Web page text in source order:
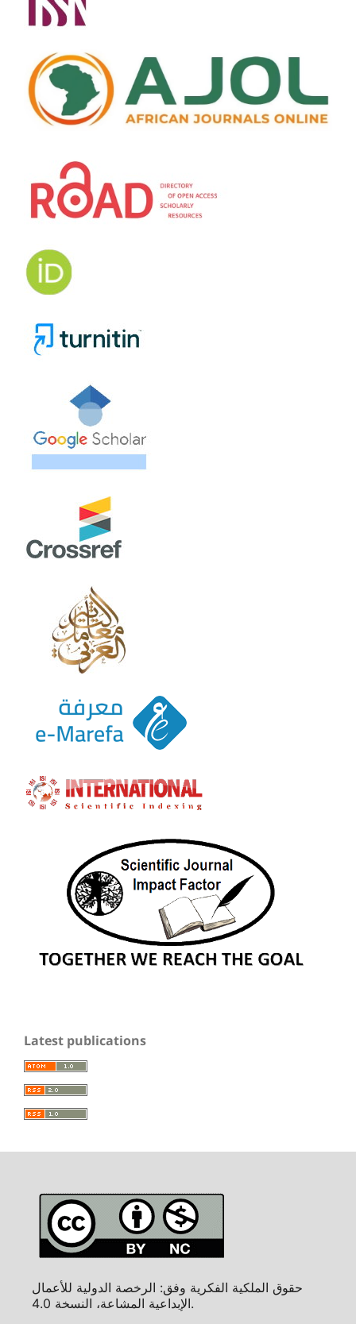
Latest publications
حقوق الملكية الفكرية وفق: الرخصة الدولية للأعمال
الإبداعية المشاعة، النسخة 4.0.